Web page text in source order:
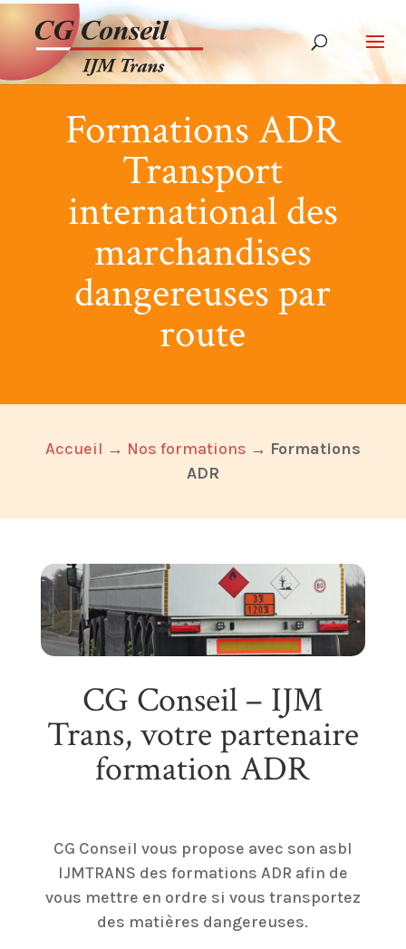
Formations ADR
Transport
international des
marchandises
dangereuses par
route
Accueil → Nos formations → Formations
ADR
CG Conseil – IJM
Trans, votre partenaire
formation ADR
CG Conseil vous propose avec son asbl
IJMTRANS des formations ADR afin de
vous mettre en ordre si vous transportez
des matières dangereuses.